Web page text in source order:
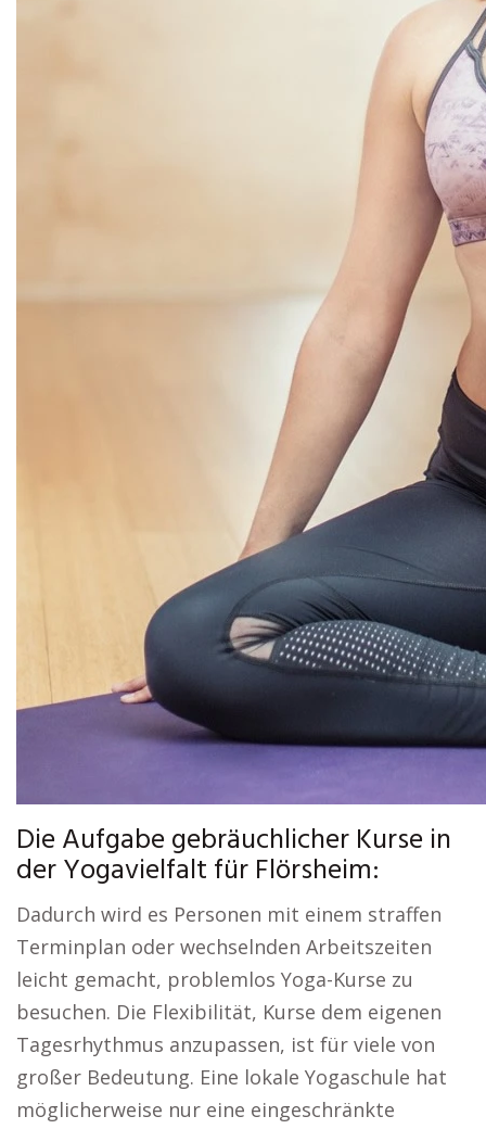
Die Aufgabe gebräuchlicher Kurse in
der Yogavielfalt für Flörsheim:
Dadurch wird es Personen mit einem straffen
Terminplan oder wechselnden Arbeitszeiten
leicht gemacht, problemlos Yoga-Kurse zu
besuchen. Die Flexibilität, Kurse dem eigenen
Tagesrhythmus anzupassen, ist für viele von
großer Bedeutung. Eine lokale Yogaschule hat
möglicherweise nur eine eingeschränkte